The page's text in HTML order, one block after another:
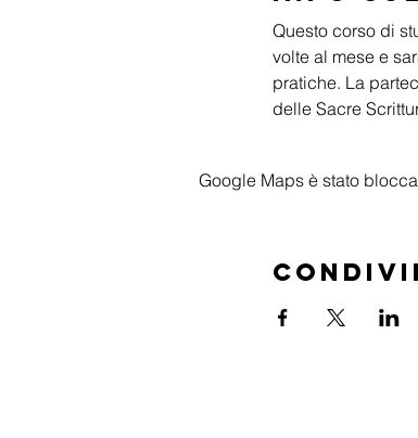
Questo corso di
volte al mese e
pratiche. La
delle Sacre
Google Maps è stato